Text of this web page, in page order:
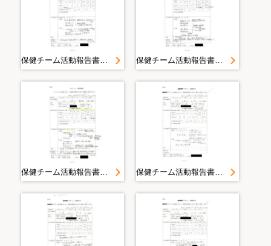
保健チーム活動報告書 山田町（大沢・織笠）豊間根避難所 豊間根地区＜平成２３年４月１８日山田町豊間根地区＞ 保健チーム活動報告書 山田町（大沢・織笠）豊間根避難所 豊間根地区＜平成２３年４月１７日山田町豊間根地区＞
保健チーム活動報告書 山田町（大沢・織笠）豊間根避難所 豊間根地区＜平成２３年４月１６日山田町豊間根地区＞ 保健チーム活動報告書 山田町（大沢・織笠）豊間根避難所活動報告書 大沢地区＜平成２３年５月２６日１７時３０分山田町大沢＞